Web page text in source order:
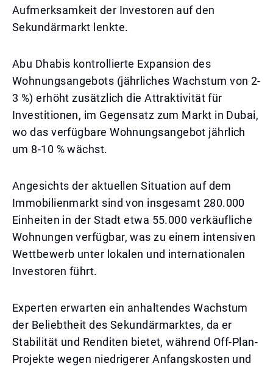
Aufmerksamkeit der Investoren auf den
Sekundärmarkt lenkte.
Abu Dhabis kontrollierte Expansion des
Wohnungsangebots (jährliches Wachstum von 2-
3 %) erhöht zusätzlich die Attraktivität für
Investitionen, im Gegensatz zum Markt in Dubai,
wo das verfügbare Wohnungsangebot jährlich
um 8-10 % wächst.
Angesichts der aktuellen Situation auf dem
Immobilienmarkt sind von insgesamt 280.000
Einheiten in der Stadt etwa 55.000 verkäufliche
Wohnungen verfügbar, was zu einem intensiven
Wettbewerb unter lokalen und internationalen
Investoren führt.
Experten erwarten ein anhaltendes Wachstum
der Beliebtheit des Sekundärmarktes, da er
Stabilität und Renditen bietet, während Off-Plan-
Projekte wegen niedrigerer Anfangskosten und